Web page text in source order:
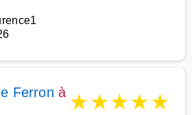
Ferron à ★★★★★